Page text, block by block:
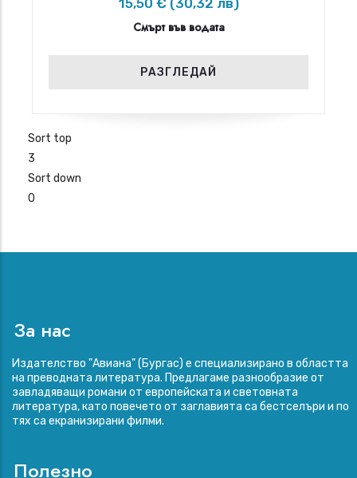
15,50 € (30,32 лв)
Смърт във водата
РАЗГЛЕДАЙ
Sort top
3
Sort down
0
За нас
Издателство "Авиана" (Бургас) е специализирано в областта
на преводната литература. Предлагаме разнообразие от
завладяващи романи от европейската и световната
литература, като повечето от заглавията са бестселъри и по
тях са екранизирани филми.
Полезно